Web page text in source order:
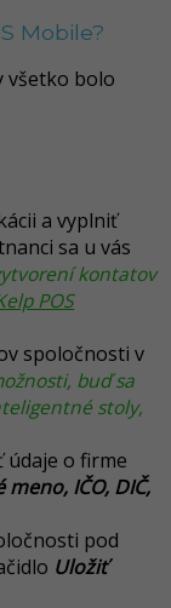
Mobile?
všetko bolo
a vyplniť
sa u vás
kontatov
POS
spoločnosti v
buď sa
stoly,
údaje o firme
IČO, DIČ,
pod
Uložiť